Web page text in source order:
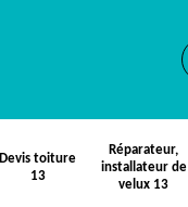
Devis toiture
13
Réparateur,
installateur de
velux 13